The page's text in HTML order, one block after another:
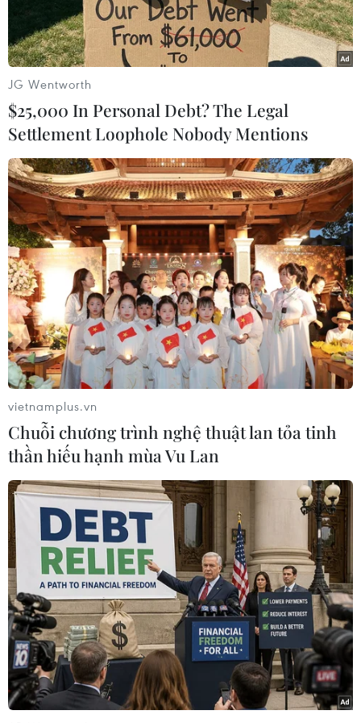
Poster của ‘Fifty Shades of Grey’
Cuốn phim đầu tiên chuyển thể từ bộ ba tiểu
thuyết “ Fifty Shades” đã chính thức tung ra
poster đầu tiên, hâm nóng sự quan tâm của
người hâm mộ đối với bộ tiểu thuyết của nữ tác
giả E.L James vẫn được các nhà phê bình miêu
tả là “dâm thư thời hiện đại.”
Tấm poster của “Fifty Shades of Grey” (50 sắc
thái Xám) có hình ảnh Christian Grey (do Jamie
Dornan thủ vai) mặc trên mình bộ vest xám,
đứng quay lưng, nhìn thành phố Seattle từ một
JG Wentworth
$25,000 In Personal Debt? The Legal
Settlement Loophole Nobody Mentions
vietnamplus.vn
Chuỗi chương trình nghệ thuật lan tỏa tinh
thần hiếu hạnh mùa Vu Lan